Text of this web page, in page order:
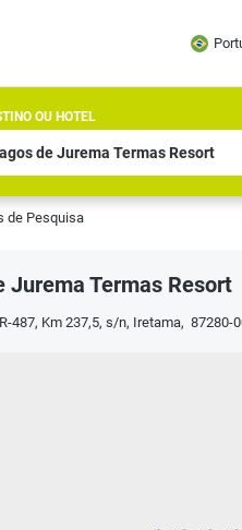
OU HOTEL
de Pesquisa
Jurema Termas Resort
487, Km 237,5, s/n, Iretama, 87280-